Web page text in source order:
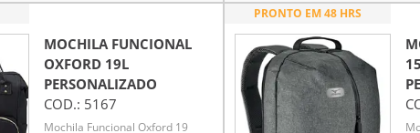
MOCHILA FUNCIONAL
OXFORD 19L
PERSONALIZADO
COD.: 5167
Mochila Funcional Oxford 19
PRONTO EM 48 HRS